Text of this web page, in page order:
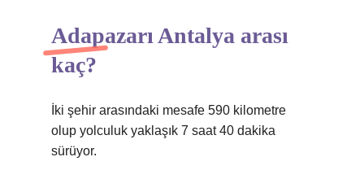
Adapazarı Antalya arası
kaç?
İki şehir arasındaki mesafe 590 kilometre
olup yolculuk yaklaşık 7 saat 40 dakika
sürüyor.